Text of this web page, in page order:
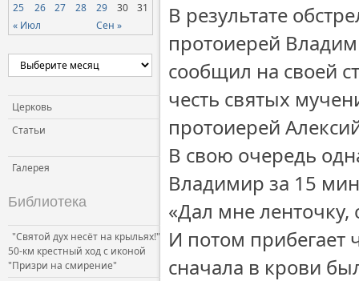
СОЦИАЛЬНОЕ
Церковь и власть
Церковь и общество
Церковь и СМИ
« Июл Сен »
25
26 27 28 29 30 31
Церковь
Статьи
Галерея
Библиотека
"Святой дух несёт на крыльях!"
50-км крестный ход с иконой
"Призри на смирение"
В результате
протоиерей
сообщил на своей
честь святых
протоиерей
В свою очередь
Владимир за 15
«Дал мне ленточку,
И потом прибегает
сначала в крови